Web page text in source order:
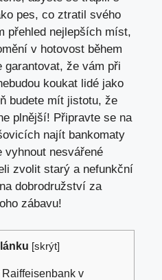
pes, co ztratil svého
přehled nejlepších míst,
v hotovost během
garantovat, že vám při
koukat lidé jako
budete mít jistotu, že
plnější! Připravte se na
najít bankomaty
vyhnout nesvářené
zvolit starý a nefunkční
dobrodružství za
zábavu!
[skrýt]
v